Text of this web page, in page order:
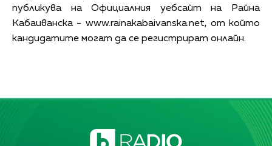
публикува на Официалния уебсайт на Райна
Кабаиванска - www.rainakabaivanska.net, от който
кандидатите могат да се регистрират онлайн.